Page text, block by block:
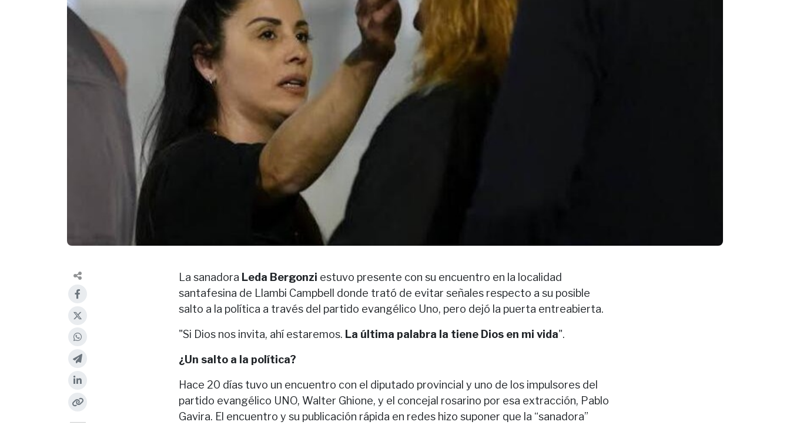
La sanadora Leda Bergonzi estuvo presente con su encuentro en la localidad
santafesina de Llambi Campbell donde trató de evitar señales respecto a su posible
salto a la política a través del partido evangélico Uno, pero dejó la puerta entreabierta.
"Si Dios nos invita, ahí estaremos. La última palabra la tiene Dios en mi vida".
¿Un salto a la política?
Hace 20 días tuvo un encuentro con el diputado provincial y uno de los impulsores del
partido evangélico UNO, Walter Ghione, y el concejal rosarino por esa extracción, Pablo
Gavira. El encuentro y su publicación rápida en redes hizo suponer que la “sanadora”